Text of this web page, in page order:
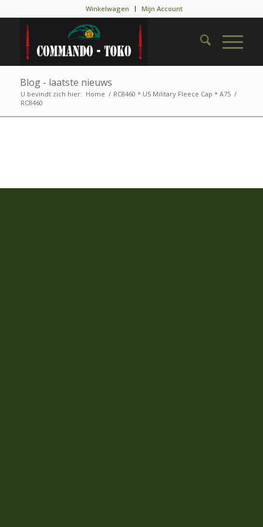
Winkelwagen Mijn Account
Blog - laatste nieuws
U bevindt zich hier: Home / RC8460 * US Military Fleece Cap * A75 /
RC8460